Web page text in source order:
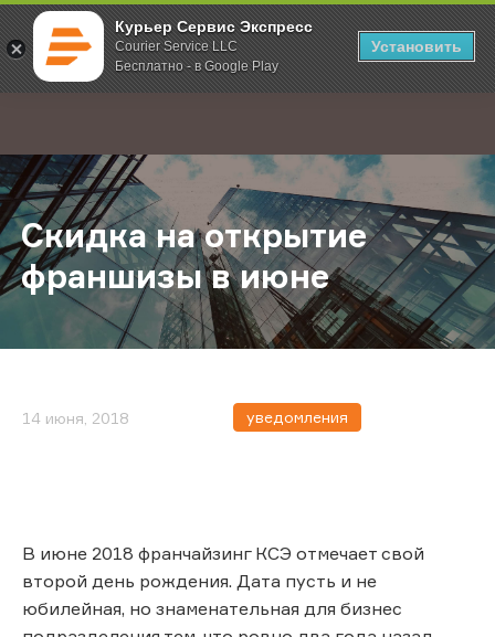
Курьер Сервис Экспресс
Courier Service LLC
Бесплатно - в Google Play
Установить
; Главная О компании Новости Скидка на открытие франшизы в
Скидка на открытие
франшизы в июне
14 июня, 2018 уведомления
В июне 2018 франчайзинг КСЭ отмечает свой
второй день рождения. Дата пусть и не
юбилейная, но знаменательная для бизнес